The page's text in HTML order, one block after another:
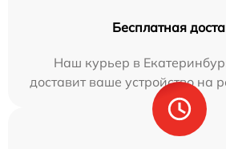
Бесплатная
Наш курьер в
доставит ваше устройство на